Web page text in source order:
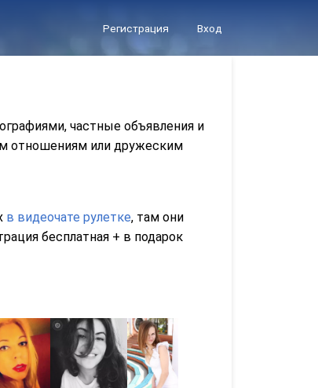
Регистрация Вход
частные объявления и
отношениям или дружеским
в видеочате рулетке, там они
бесплатная + в подарок